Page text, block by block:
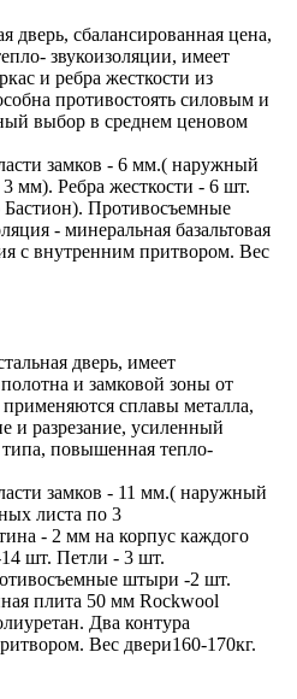
дверь, сбалансированная цена,
звукоизоляции, имеет
и ребра жесткости из
противостоять силовым и
выбор в среднем ценовом
замков - 6 мм.( наружный
мм). Ребра жесткости - 6 шт.
Противосъемные
- минеральная базальтовая
с внутренним притвором. Вес
дверь, имеет
и замковой зоны от
сплавы металла,
и разрезание, усиленный
повышенная тепло-
замков - 11 мм.( наружный
листа по 3
- 2 мм на корпус каждого
14 шт. Петли - 3 шт.
штыри -2 шт.
плита 50 мм Rockwool
Два контура
Вес двери160-170кг.